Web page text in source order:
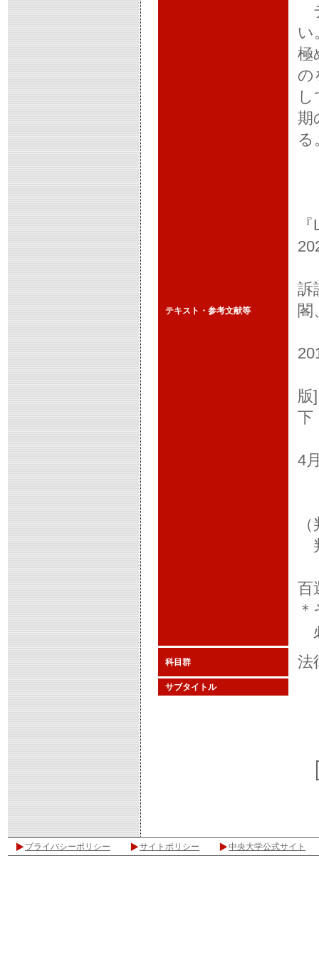
テキスト・参考文献等
い
極
の
期
る
訴
閣
版
下
4
百
科目群 法
サブタイトル
プライバシーポリシー サイトポリシー 中央大学公式サイト